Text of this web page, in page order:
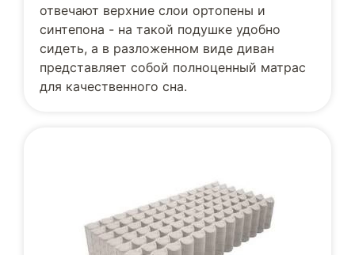
отвечают верхние слои ортопены и
синтепона - на такой подушке удобно
сидеть, а в разложенном виде диван
представляет собой полноценный матрас
для качественного сна.